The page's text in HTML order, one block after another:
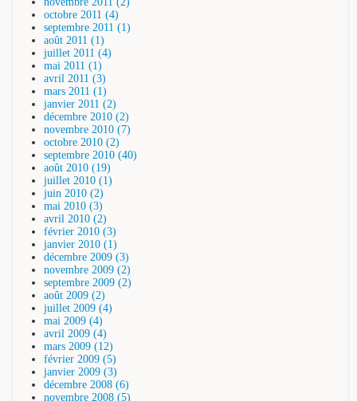
octobre 2011 (4)
septembre 2011 (1)
août 2011 (1)
juillet 2011 (4)
mai 2011 (1)
avril 2011 (3)
mars 2011 (1)
janvier 2011 (2)
décembre 2010 (2)
novembre 2010 (7)
octobre 2010 (2)
septembre 2010 (40)
août 2010 (19)
juillet 2010 (1)
juin 2010 (2)
mai 2010 (3)
avril 2010 (2)
février 2010 (3)
janvier 2010 (1)
décembre 2009 (3)
novembre 2009 (2)
septembre 2009 (2)
août 2009 (2)
juillet 2009 (4)
mai 2009 (4)
avril 2009 (4)
mars 2009 (12)
février 2009 (5)
janvier 2009 (3)
décembre 2008 (6)
novembre 2008 (5)